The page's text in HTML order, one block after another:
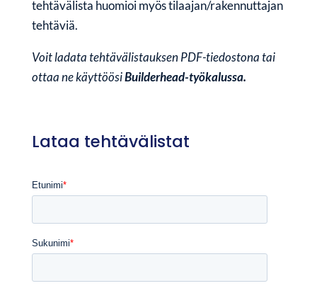
tehtävälista huomioi myös tilaajan/rakennuttajan
tehtäviä.
Voit ladata tehtävälistauksen PDF-tiedostona tai
ottaa ne käyttöösiBuilderhead-työkalussa.
Lataa tehtävälistat